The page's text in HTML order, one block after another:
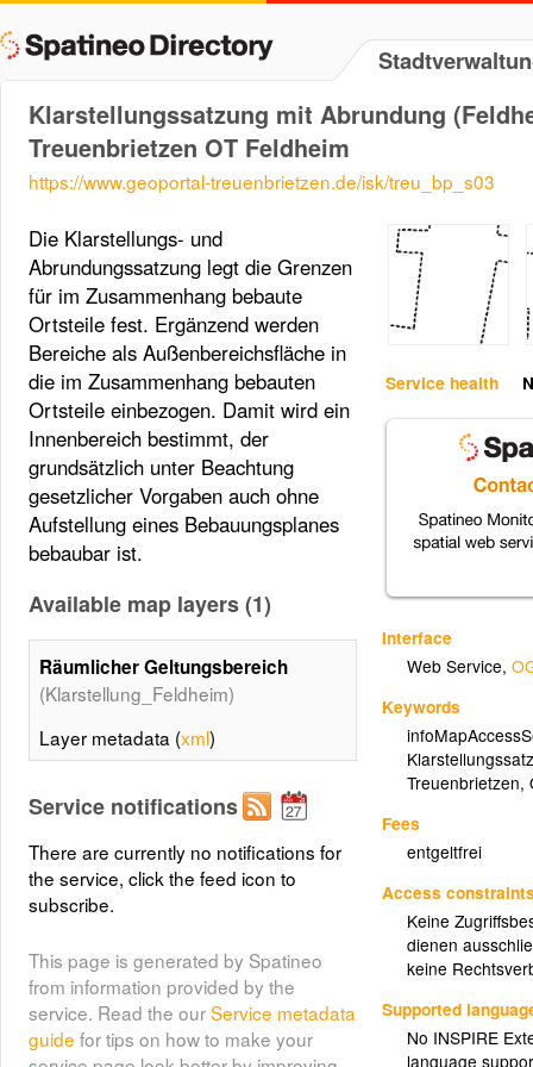
Klarstellungssatzung mit Abrundung
Treuenbrietzen OT Feldheim
https://www.geoportal-treuenbrietzen.de/isk/treu_bp_s03
Service health
Interface
Web Service,
Keywords
Treuenbrietzen,
Fees
entgeltfrei
Access
Keine
dienen
keine
Supported
No INSPIRE
language
Die Klarstellungs- und
Abrundungssatzung legt die Grenzen
für im Zusammenhang bebaute
Ortsteile fest. Ergänzend werden
Bereiche als Außenbereichsfläche in
die im Zusammenhang bebauten
Ortsteile einbezogen. Damit wird ein
Innenbereich bestimmt, der
grundsätzlich unter Beachtung
gesetzlicher Vorgaben auch ohne
Aufstellung eines Bebauungsplanes
bebaubar ist.
Available map layers (1)
Räumlicher Geltungsbereich
(Klarstellung_Feldheim)
Layer metadata (xml)
Service notifications
There are currently no notifications for
the service, click the feed icon to
subscribe.
This page is generated by Spatineo
from information provided by the
service. Read the ourService metadata
guide for tips on how to make your